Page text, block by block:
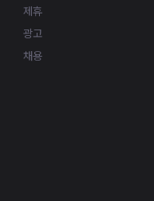
제휴
광고
채용